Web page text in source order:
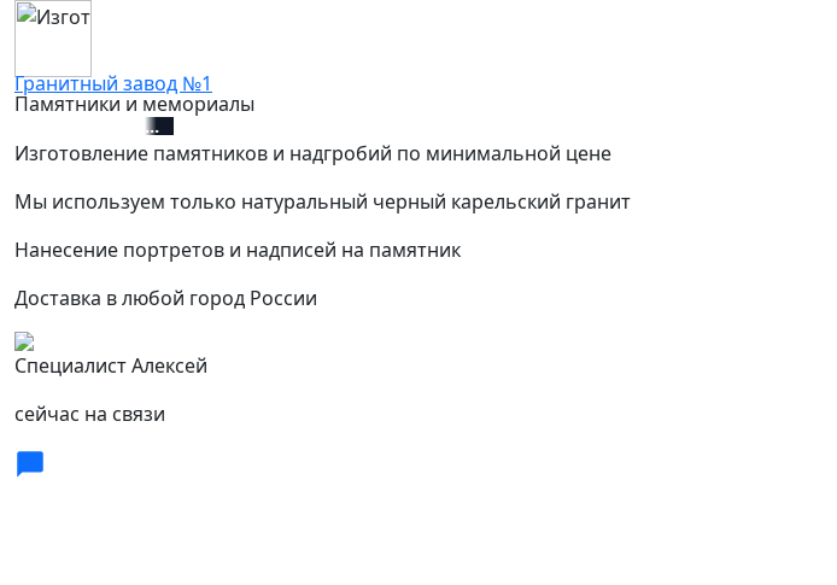
Гранитный завод №1
Памятники и мемориалы
+7 (812) 627-67-01
Изготовление памятников и надгробий по минимальной цене
Мы используем только натуральный черный карельский гранит
Нанесение портретов и надписей на памятник
Доставка в любой город России
Специалист Алексей
сейчас на связи